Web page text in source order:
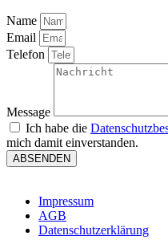
Name
Email
Telefon
Message
Ich habe die
mich damit einverstanden.
ABSENDEN
Impressum
AGB
Datenschutzerklärung